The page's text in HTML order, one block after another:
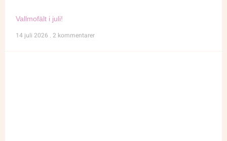
Vallmofält i juli!
14 juli 2026 2 kommentarer